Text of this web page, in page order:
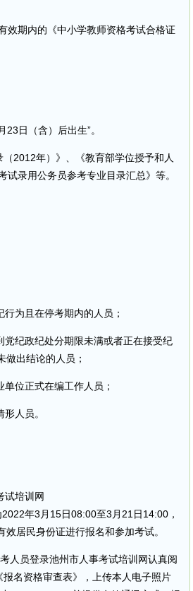
效期内的《中小学教师资格考试合格证
23日（含）后出生”。
2012年）》、《教育部学位授予和人
录用公务员参考专业目录汇总》等。
为且在停考期内的人员；
纪政纪处分期限未满或者正在接受纪
出结论的人员；
位正式在编工作人员；
人员。
试培训网
年3月15日08:00至3月21日14:00，
居民身份证进行报名和参加考试。
人员登录池州市人事考试培训网认真阅
名资格审查表》，上传本人电子照片